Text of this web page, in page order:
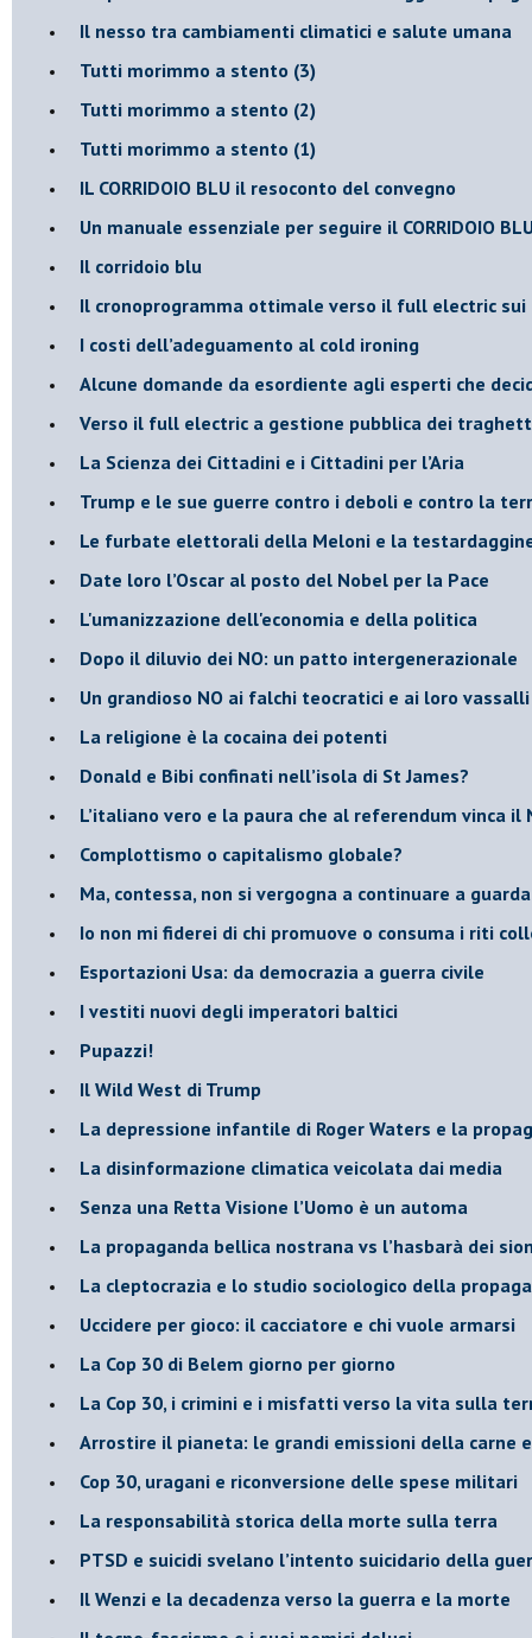
Il nesso tra cambiamenti climatici e salute umana
Tutti morimmo a stento (3)
Tutti morimmo a stento (2)
​Tutti morimmo a stento (1)
IL CORRIDOIO BLU il resoconto del convegno
Un manuale essenziale per seguire il CORRIDOIO
Il corridoio blu
​Il cronoprogramma ottimale verso il full electric
​I costi dell’adeguamento al cold ironing
Alcune domande da esordiente agli esperti che
Verso il full electric a gestione pubblica dei
​La Scienza dei Cittadini e i Cittadini per l’Aria
Trump e le sue guerre contro i deboli e contro la
​Le furbate elettorali della Meloni e la
​Date loro l’Oscar al posto del Nobel per la Pace
L'umanizzazione dell'economia e della politica
​Dopo il diluvio dei NO: un patto intergenerazionale
​Un grandioso NO ai falchi teocratici e ai loro vassalli
La religione è la cocaina dei potenti
Donald e Bibi confinati nell’isola di St James?
L’italiano vero e la paura che al referendum vinca il
​Complottismo o capitalismo globale?
​Ma, contessa, non si vergogna a continuare a
​Io non mi fiderei di chi promuove o consuma i riti
Esportazioni Usa: da democrazia a guerra civile
​I vestiti nuovi degli imperatori baltici
​Pupazzi!
​Il Wild West di Trump
​La depressione infantile di Roger Waters e la
​La disinformazione climatica veicolata dai media
Senza una Retta Visione l’Uomo è un automa
​La propaganda bellica nostrana vs l’hasbarà dei
​La cleptocrazia e lo studio sociologico della
​Uccidere per gioco: il cacciatore e chi vuole armarsi
​La Cop 30 di Belem giorno per giorno
La Cop 30, i crimini e i misfatti verso la vita sulla
Arrostire il pianeta: le grandi emissioni della carne
​Cop 30, uragani e riconversione delle spese militari
La responsabilità storica della morte sulla terra
PTSD e suicidi svelano l’intento suicidario della
Il Wenzi e la decadenza verso la guerra e la morte